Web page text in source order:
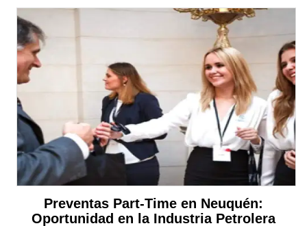
Preventas Part-Time en Neuquén:
Oportunidad en la Industria Petrolera